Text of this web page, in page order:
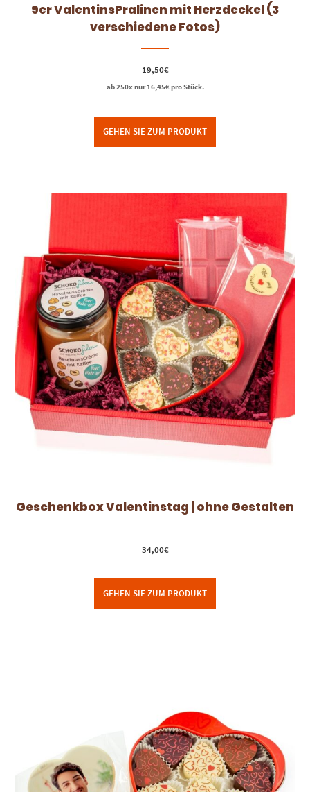
9er ValentinsPralinen mit Herzdeckel (3
verschiedene Fotos)
19,50€
ab 250x nur16,45€pro Stück.
GEHEN SIE ZUM PRODUKT
Geschenkbox Valentinstag | ohne Gestalten
34,00€
GEHEN SIE ZUM PRODUKT